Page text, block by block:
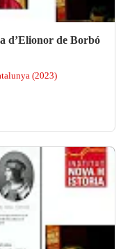
d’Elionor de Borbó
(2023)